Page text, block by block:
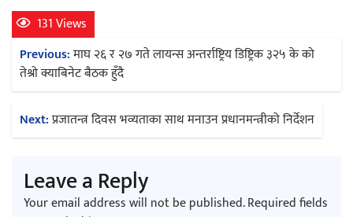
131 Views
Post
navigation
Previous:माघ २६ र २७ गते लायन्स अन्तर्राष्ट्रिय डिष्ट्रिक ३२५ के को
तेश्रो क्याबिनेट बैठक हुँदै
Next:प्रजातन्त्र दिवस भव्यताका साथ मनाउन प्रधानमन्त्रीको निर्देशन
Leave a Reply
Your email address will not be published.Required fields